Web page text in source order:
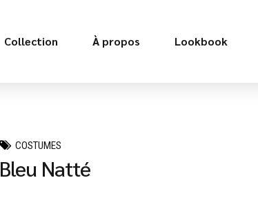
Collection À propos Lookbook
COSTUMES
Bleu Natté